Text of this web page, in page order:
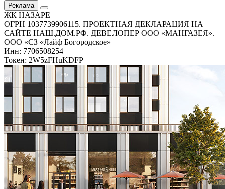
Реклама
ЖК НАЗАРЕ
ОГРН 1037739906115. ПРОЕКТНАЯ ДЕКЛАРАЦИЯ НА
САЙТЕ НАШ.ДОМ.РФ. ДЕВЕЛОПЕР ООО «МАНГАЗЕЯ».
ООО «СЗ «Лайф Богородское»
Инн: 7706508254
Токен: 2W5zFHuKDFP